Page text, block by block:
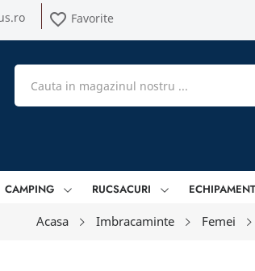
favorite_border Favorite
CAMPING RUCSACURI ECHIPAMENT
Acasa Imbracaminte Femei